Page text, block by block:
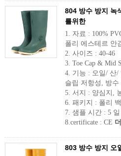
804 방수 방지 녹
를위한
1. 자료 : 100%
폴리 에스테르 안
2. 사이즈 : 40-46
3. Toe Cap & Mid
4. 기능 : 오일/ 산
슬립 저항성, 방수
5. 서지 : 양심지,
6. 패키지 : 폴리
7. 샘플 시간 : 5 일
8.certificate : CE 더
803 방수 방지 오